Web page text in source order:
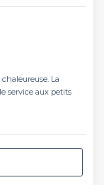
La
service aux petits
très agréable